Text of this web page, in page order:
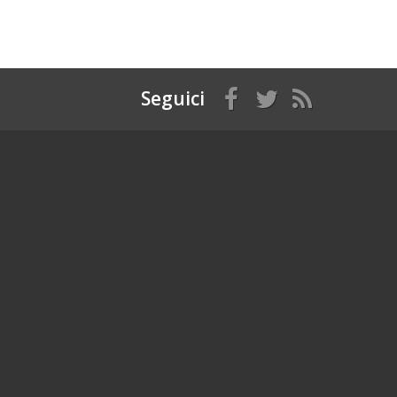
Seguici